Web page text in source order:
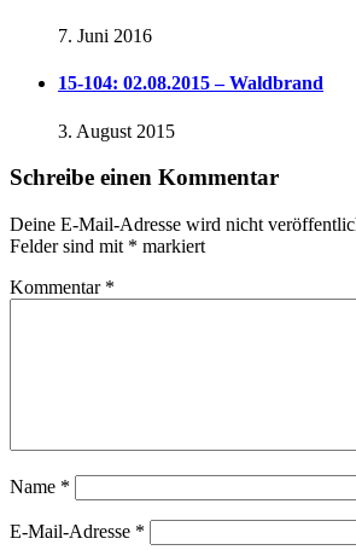
7. Juni 2016
15-104: 02.08.2015 – Waldbrand
3. August 2015
Schreibe einen Kommentar
Deine E-Mail-Adresse wird nicht
Felder sind mit * markiert
Kommentar *
Name *
E-Mail-Adresse *